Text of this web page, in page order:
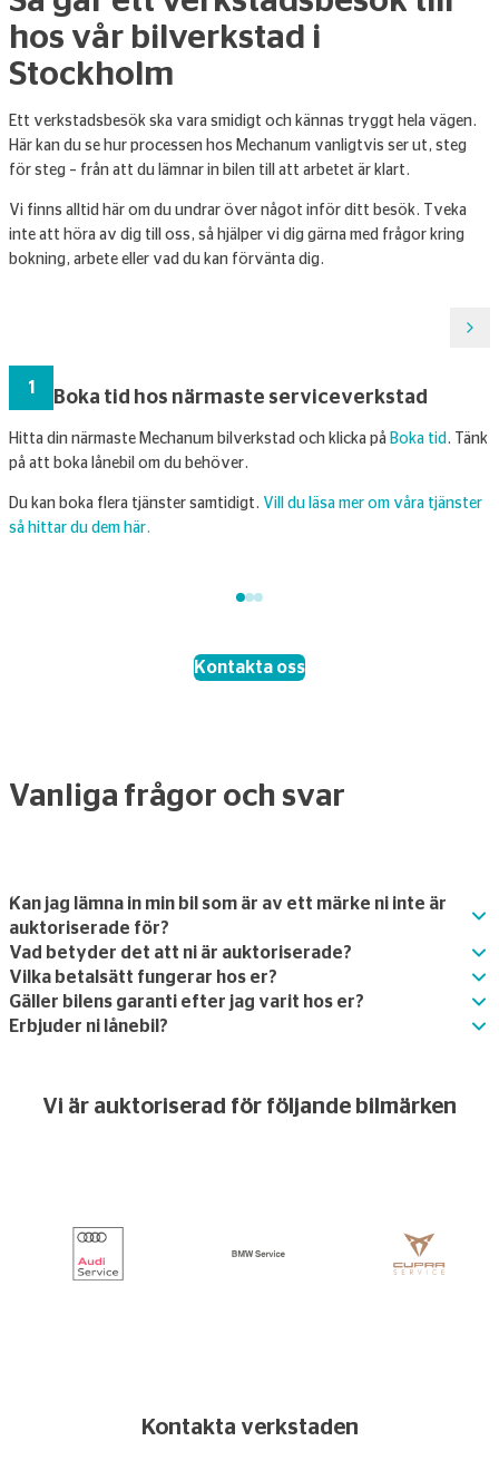
hos vår bilverkstad i
Stockholm
Ett verkstadsbesök ska vara smidigt och kännas tryggt hela vägen.
Här kan du se hur processen hos Mechanum vanligtvis ser ut, steg
för steg – från att du lämnar in bilen till att arbetet är klart.
Vi finns alltid här om du undrar över något inför ditt besök. Tveka
inte att höra av dig till oss, så hjälper vi dig gärna med frågor kring
bokning, arbete eller vad du kan förvänta dig.
1 Boka tid hos närmaste serviceverkstad
Hitta din närmaste Mechanum bilverkstad och klicka på Boka tid . Tänk
på att boka lånebil om du behöver.
Du kan boka flera tjänster samtidigt. Vill du läsa mer om våra tjänster
så hittar du dem här.
Kontakta oss
Vanliga frågor och svar
Kan jag lämna in min bil som är av ett märke ni inte är
auktoriserade för?
Vad betyder det att ni är auktoriserade?
Vilka betalsätt fungerar hos er?
Gäller bilens garanti efter jag varit hos er?
Erbjuder ni lånebil?
Vi är auktoriserad för följande bilmärken
Kontakta verkstaden